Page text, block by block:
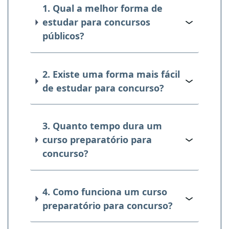
1. Qual a melhor forma de
estudar para concursos
públicos?
2. Existe uma forma mais fácil
de estudar para concurso?
3. Quanto tempo dura um
curso preparatório para
concurso?
4. Como funciona um curso
preparatório para concurso?